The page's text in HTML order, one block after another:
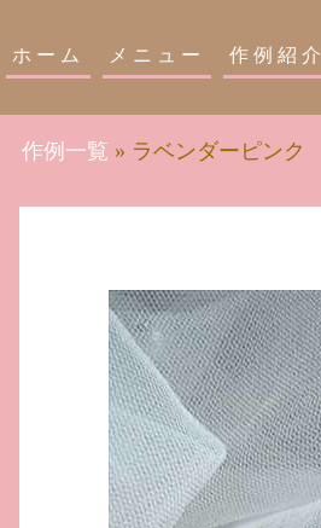
ホーム メニュー 作例紹介
作例一覧 » ラベンダーピンク